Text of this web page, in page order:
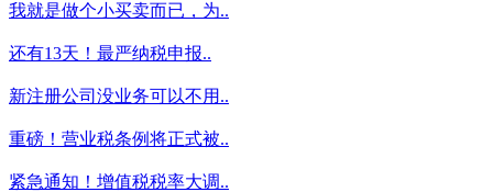
我就是做个小买卖而已，为..
还有13天！最严纳税申报..
新注册公司没业务可以不用..
重磅！营业税条例将正式被..
紧急通知！增值税税率大调..